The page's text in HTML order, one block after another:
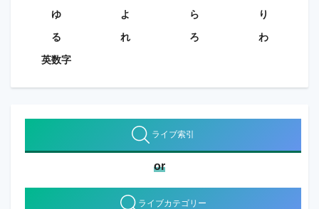
ゆ
よ ら
り
る
れ ろ
わ
英数字
ライブ索引
or
ライブカテゴリー